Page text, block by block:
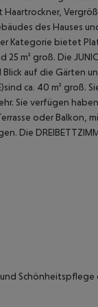
des
Kategorie bietet
25 m² groß. Die
auf die Gärten
ca. 40 m²
Sie verfügen
oder Balkon,
Die
Schönheitspflege